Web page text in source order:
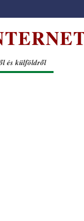
és külföldről